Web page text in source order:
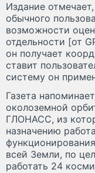
Издание
обычного
возможности
отдельности [от
он получает
ставит
систему он
Газета
околоземной
ГЛОНАСС, из
назначению
всей Земли, по
работать 24